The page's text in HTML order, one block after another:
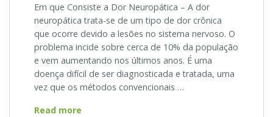
Em que Consiste a Dor Neuropática – A dor
neuropática trata-se de um tipo de dor crônica
que ocorre devido a lesões no sistema nervoso. O
problema incide sobre cerca de 10% da população
e vem aumentando nos últimos anos. É uma
doença difícil de ser diagnosticada e tratada, uma
vez que os métodos convencionais …
Read more